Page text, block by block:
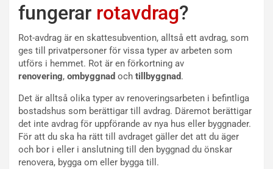
fungerar rotavdrag?
Rot-avdrag är en skattesubvention, alltså ett avdrag, som
ges till privatpersoner för vissa typer av arbeten som
utförs i hemmet. Rot är en förkortning av
renovering, ombyggnad och tillbyggnad.
Det är alltså olika typer av renoveringsarbeten i befintliga
bostadshus som berättigar till avdrag. Däremot berättigar
det inte avdrag för uppförande av nya hus eller byggnader.
För att du ska ha rätt till avdraget gäller det att du äger
och bor i eller i anslutning till den byggnad du önskar
renovera, bygga om eller bygga till.